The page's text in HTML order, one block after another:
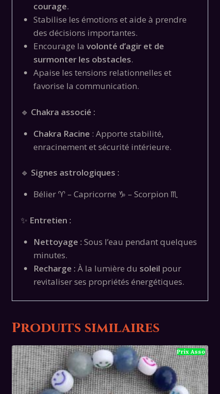
courage.
Stabilise les émotions et aide à prendre
des décisions importantes.
Encourage la volonté d’agir et de
surmonter les obstacles.
Apaise les tensions relationnelles et
favorise la communication.
🔹 Chakra associé :
Chakra Racine : Apporte stabilité,
enracinement et sécurité intérieure.
🔹 Signes astrologiques :
Bélier ♈ – Capricorne ♑ – Scorpion ♏
✨ Entretien :
Nettoyage : Sous l’eau pendant quelques
minutes.
Recharge : À la lumière du soleil pour
revitaliser ses propriétés énergétiques.
Produits similaires